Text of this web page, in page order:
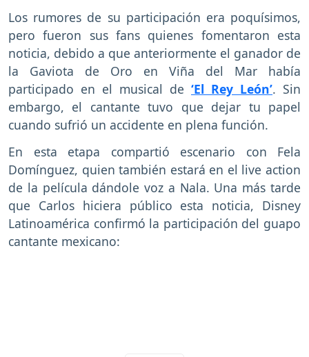
Los rumores de su participación era poquísimos,
pero fueron sus fans quienes fomentaron esta
noticia, debido a que anteriormente el ganador de
la Gaviota de Oro en Viña del Mar había
participado en el musical de ‘El Rey León’. Sin
embargo, el cantante tuvo que dejar tu papel
cuando sufrió un accidente en plena función.
En esta etapa compartió escenario con Fela
Domínguez, quien también estará en el live action
de la película dándole voz a Nala. Una más tarde
que Carlos hiciera público esta noticia, Disney
Latinoamérica confirmó la participación del guapo
cantante mexicano: